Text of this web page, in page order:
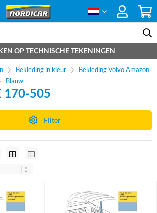
OP TECHNISCHE TEKENINGEN
Bekleding in kleur
Bekleding Volvo Amazon
Blauw
170-505
Filter